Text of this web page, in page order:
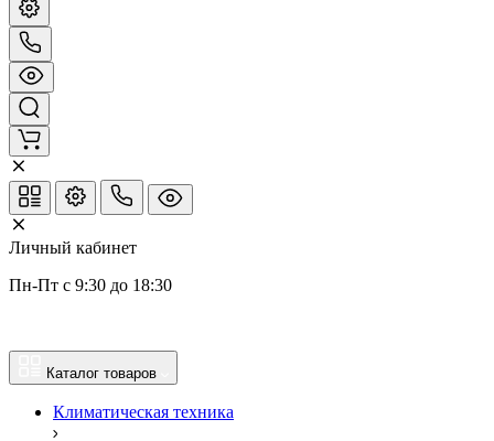
Личный кабинет
Пн-Пт с 9:30 до 18:30
Каталог товаров
Климатическая техника